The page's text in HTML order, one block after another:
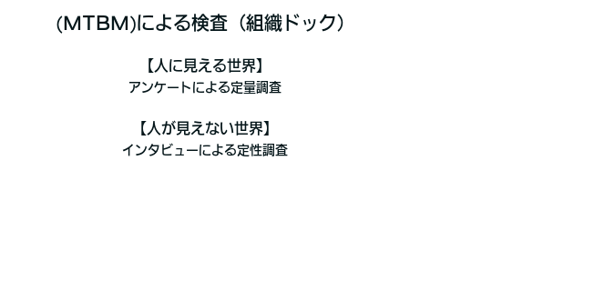
(MTBM)による検査（組織ドック）
【人に見える世界】
アンケートによる定量調査
【人が見えない世界】
インタビューによる定性調査